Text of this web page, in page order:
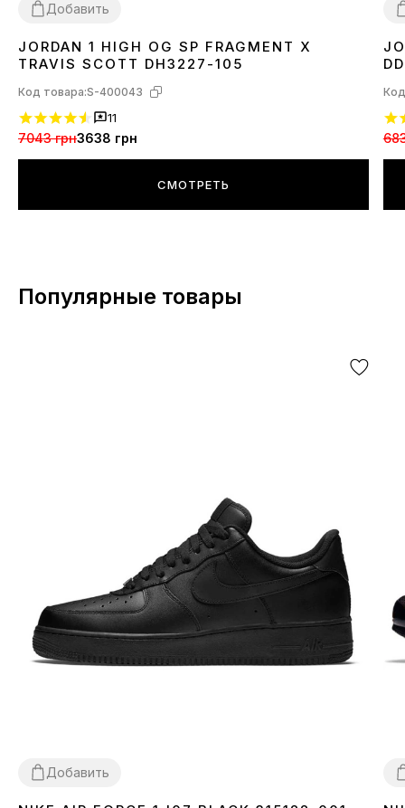
Добавить
3637384042 44
JORDAN 1 HIGH OG SP FRAGMENT X
TRAVIS SCOTT DH3227-105
Код товара:S-400043
11
7043 грн3638 грн
СМОТРЕТЬ
Популярные товары
Добавить